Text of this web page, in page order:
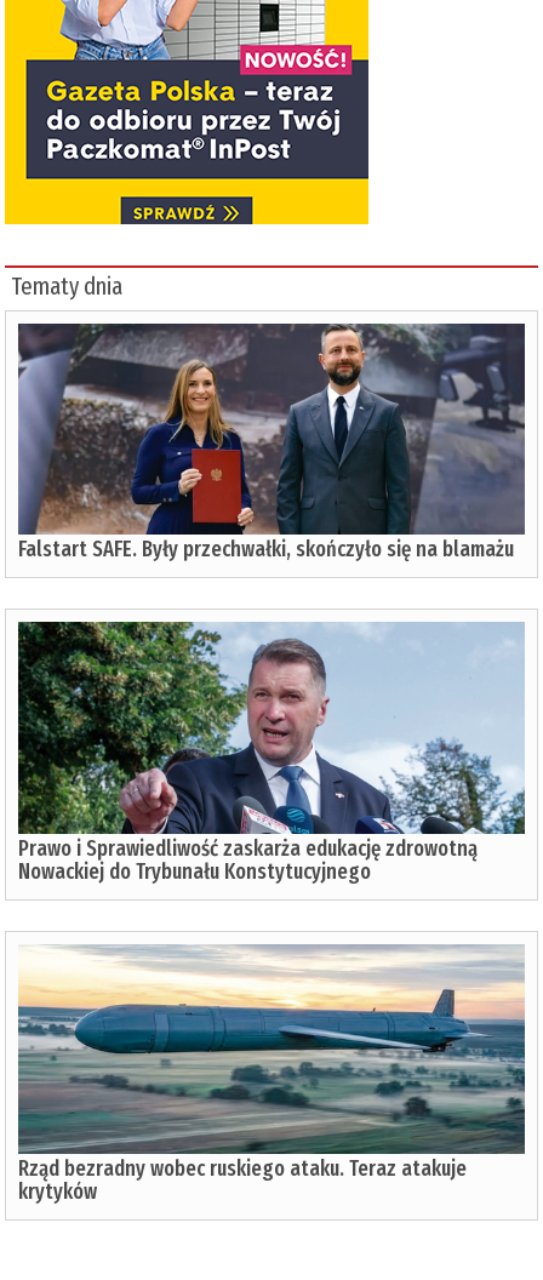
Tematy dnia
Falstart SAFE. Były przechwałki, skończyło się na blamażu
Prawo i Sprawiedliwość zaskarża edukację zdrowotną
Nowackiej do Trybunału Konstytucyjnego
Rząd bezradny wobec ruskiego ataku. Teraz atakuje
krytyków